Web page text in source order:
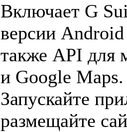
Включает G
версии
также API для
и Google Maps.
Запускайте
размещайте